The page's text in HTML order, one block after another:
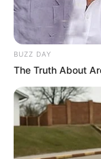
BUZZ DAY
The Truth About